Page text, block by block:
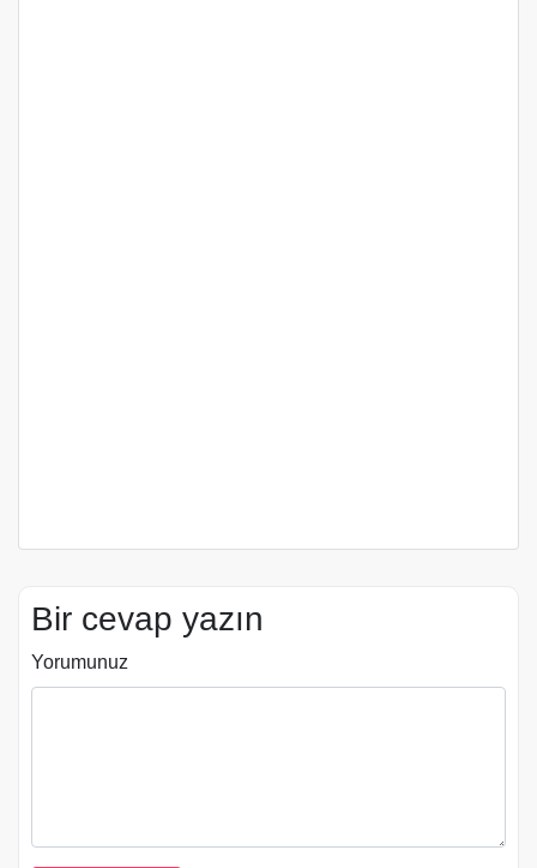
Bir cevap yazın
Yorumunuz